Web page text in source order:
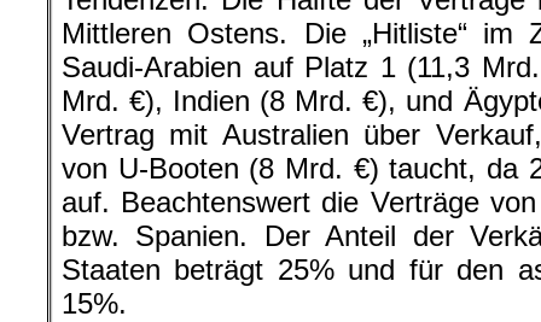
Mittleren Ostens. Die „Hitliste“ im
Saudi-Arabien auf Platz 1 (11,3
Mrd. €), Indien (8 Mrd. €), und
Vertrag mit Australien über
von U-Booten (8 Mrd. €) taucht, da
auf. Beachtenswert die Verträge
bzw. Spanien. Der Anteil der
Staaten beträgt 25% und für den
15%.